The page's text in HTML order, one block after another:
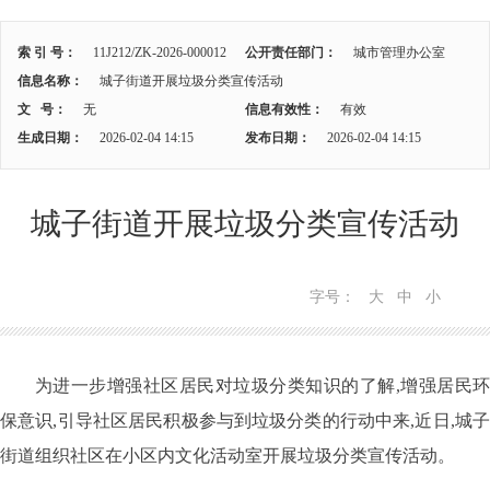
索 引 号： 11J212/ZK-2026-000012 公开责任部门：
城市管理办公室
信息名称：
城子街道开展垃圾分类宣传活动
文 号：
无 信息有效性：
有效
生成日期：
2026-02-04 14:15 发布日期： 2026-02-04 14:15
城子街道开展垃圾分类宣传活动
字号： 大 中 小
为进一步增强社区居民对垃圾分类知识的了解,增强居民环
保意识,引导社区居民积极参与到垃圾分类的行动中来,近日,城子
街道组织社区在小区内文化活动室开展垃圾分类宣传活动。